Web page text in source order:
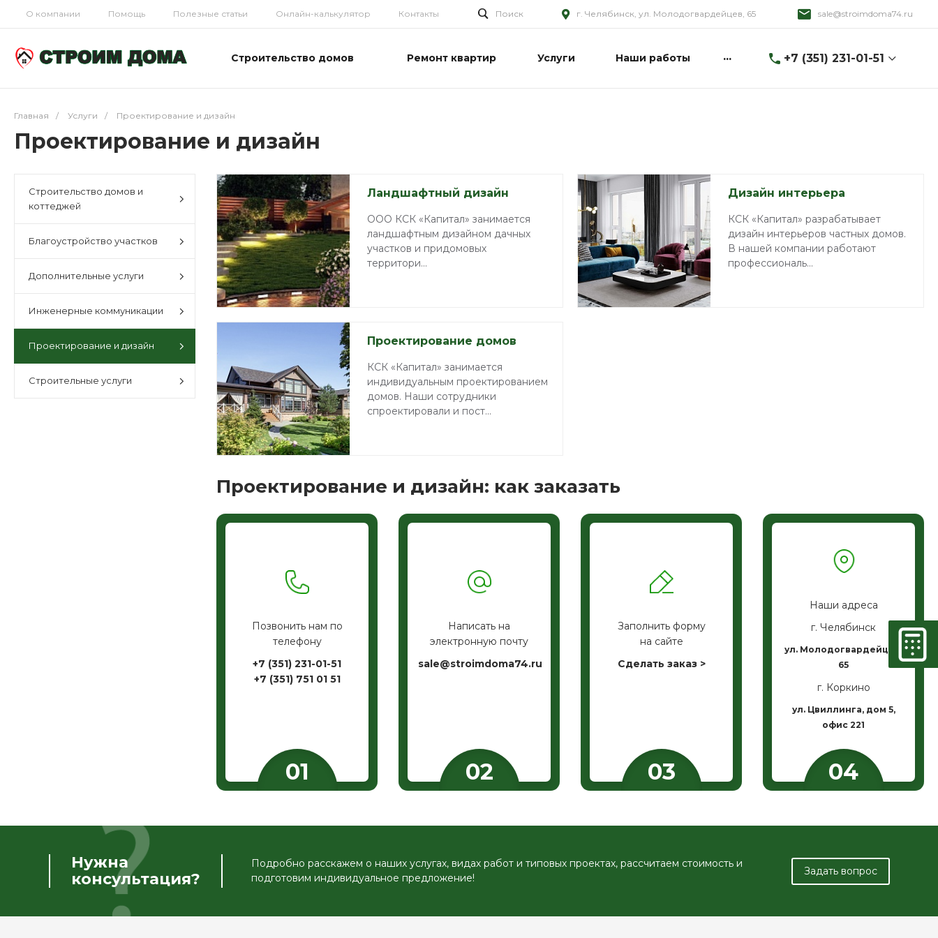
О компании Помощь Полезные статьи Онлайн-калькулятор Контакты Поиск г. Челябинск, ул. Молодогвардейцев, 65 sale@stroimdoma74.ru
Строительство домов Ремонт квартир Услуги Наши работы ... +7 (351) 231-01-51
+7 (351) 231-01-51
г. Коркино, ул.Сони
Кривой 1а
Пн-Сб: 9:00-19:00
sale@stroimdoma74.ru
Главная / Услуги / Проектирование и дизайн
Проектирование и дизайн
Строительство домов и
коттеджей
Благоустройство участков
Дополнительные услуги
Инженерные коммуникации
Проектирование и дизайн
Строительные услуги
Ландшафтный дизайн
ООО КСК «Капитал» занимается
ландшафтным дизайном дачных
участков и придомовых
территори...
Дизайн интерьера
КСК «Капитал» разрабатывает
дизайн интерьеров частных домов.
В нашей компании работают
профессиональ...
Проектирование домов
КСК «Капитал» занимается
индивидуальным проектированием
домов. Наши сотрудники
спроектировали и пост...
Проектирование и дизайн: как заказать
Позвонить нам по
телефону
+7 (351) 231-01-51
+7 (351) 751 01 51
Написать на
электронную почту
sale@stroimdoma74.ru
Заполнить форму
на сайте
Сделать заказ >
Наши адреса
г. Челябинск
ул. Молодогвардейцев,
65
г. Коркино
ул. Цвиллинга, дом 5,
офис 221
Нужна
консультация?
Подробно расскажем о наших услугах, видах работ и типовых проектах, рассчитаем стоимость и
подготовим индивидуальное предложение!
Задать вопрос